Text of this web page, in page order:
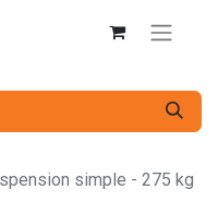
simple - 275 kg